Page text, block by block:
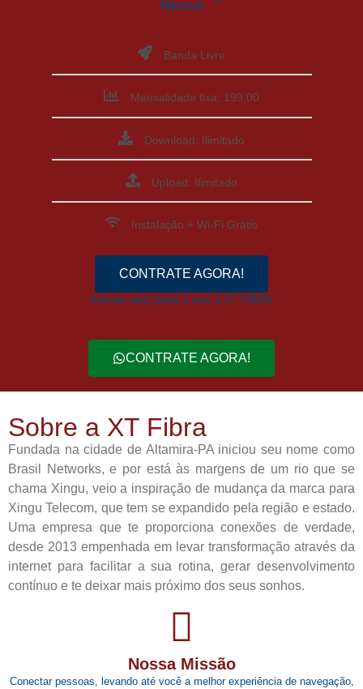
Mensal
Banda Livre
Mensalidade fixa: 199,00
Download: Ilimitado
Upload: Ilimitado
Instalação + Wi-Fi Grátis
CONTRATE AGORA!
Internet para todos é com a XT FIBRA
CONTRATE AGORA!
Sobre a XT Fibra
Fundada na cidade de Altamira-PA iniciou seu nome como
Brasil Networks, e por está às margens de um rio que se
chama Xingu, veio a inspiração de mudança da marca para
Xingu Telecom, que tem se expandido pela região e estado.
Uma empresa que te proporciona conexões de verdade,
desde 2013 empenhada em levar transformação através da
internet para facilitar a sua rotina, gerar desenvolvimento
contínuo e te deixar mais próximo dos seus sonhos.
Nossa Missão
Conectar pessoas, levando até você a melhor experiência de navegação,